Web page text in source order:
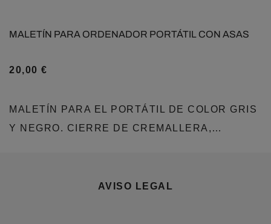
MALETÍN PARA ORDENADOR PORTÁTIL CON ASAS
20,00 €
MALETÍN PARA EL PORTÁTIL DE COLOR GRIS
Y NEGRO. CIERRE DE CREMALLERA,…
AVISO LEGAL